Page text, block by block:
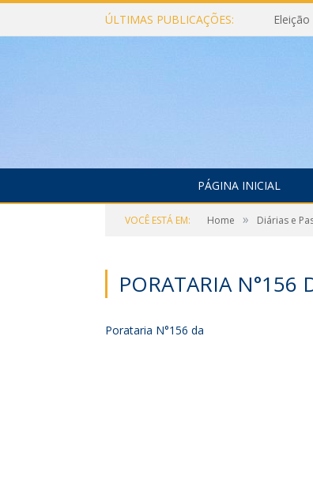
ÚLTIMAS PUBLICAÇÕES:
PÁGINA INICIAL
VOCÊ ESTÁ EM: Home » Diárias e
PORATARIA N°156
Porataria N°156 da